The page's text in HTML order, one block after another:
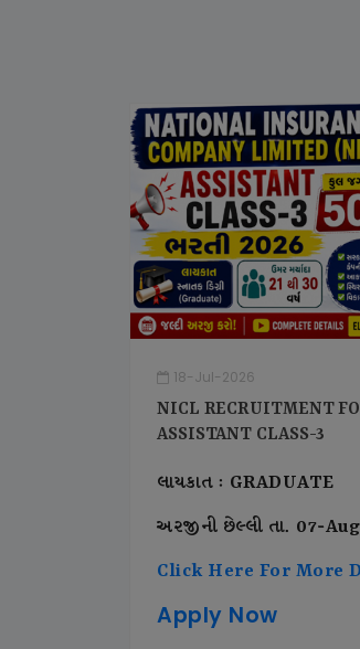
18-Jul-2026
NICL RECRUITMENT
ASSISTANT CLASS-3
લાયકાત : GRADUATE
અરજીની છેલ્લી તા. 07-
Click Here For More
Apply Now